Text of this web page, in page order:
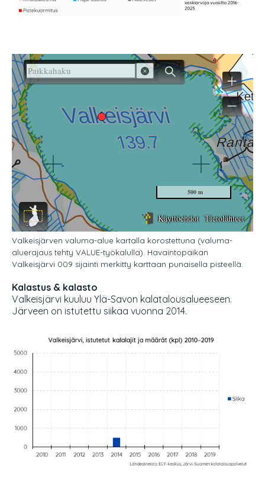
Valkeisjärven valuma-alue kartalla korostettuna (valuma-
aluerajaus tehty VALUE-työkalulla). Havaintopaikan
Valkeisjärvi 009 sijainti merkitty karttaan punaisella pisteellä.
Kalastus & kalasto
Valkeisjärvi kuuluu Ylä-Savon kalatalousalueeseen.
Järveen on istutettu siikaa vuonna 2014.